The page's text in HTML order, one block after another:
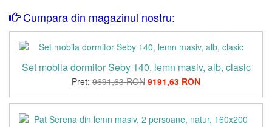
Cumpara din magazinul nostru:
Set mobila dormitor Seby 140, lemn masiv, alb, clasic
Pret: 9691,63 RON 9191,63 RON